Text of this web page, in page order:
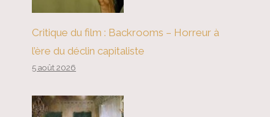
Critique du film : Backrooms – Horreur à
l’ère du déclin capitaliste
5 août 2026